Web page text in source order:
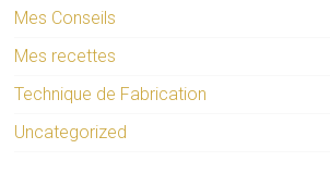
Mes Conseils
Mes recettes
Technique de Fabrication
Uncategorized